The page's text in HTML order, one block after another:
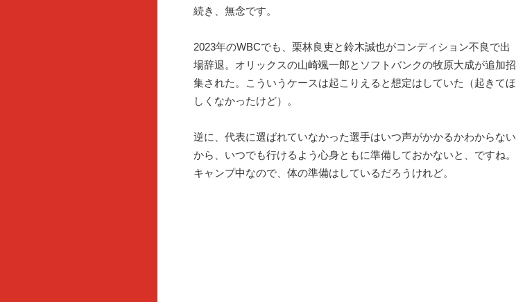
続き、無念です。
2023年のWBCでも、栗林良吏と鈴木誠也がコンディション不良で出
場辞退。オリックスの山崎颯一郎とソフトバンクの牧原大成が追加招
集された。こういうケースは起こりえると想定はしていた（起きてほ
しくなかったけど）。
逆に、代表に選ばれていなかった選手はいつ声がかかるかわからない
から、いつでも行けるよう心身ともに準備しておかないと、ですね。
キャンプ中なので、体の準備はしているだろうけれど。